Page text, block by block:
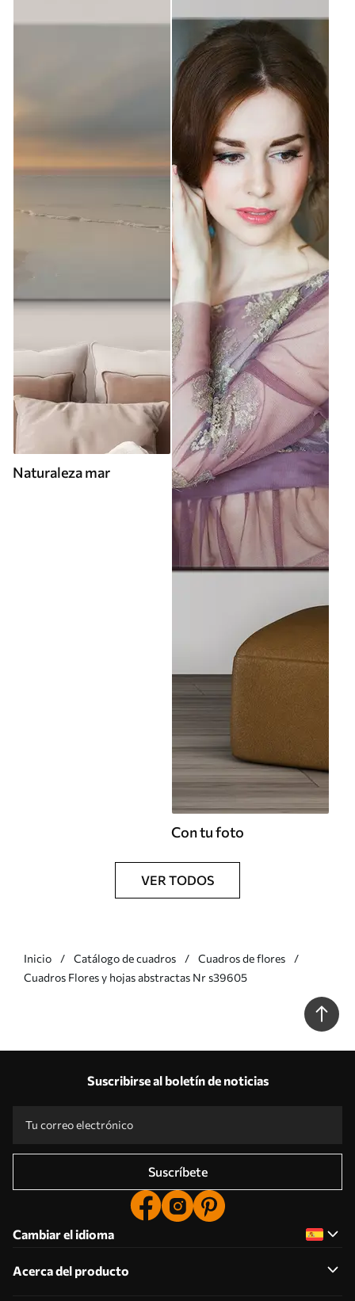
Naturaleza mar
Con tu foto
VER TODOS
Inicio Catálogo de cuadros
Cuadros de flores
Cuadros Flores y hojas abstractas Nr s39605
Suscribirse al boletín de noticias
Suscríbete
Cambiar el idioma
Acerca del producto